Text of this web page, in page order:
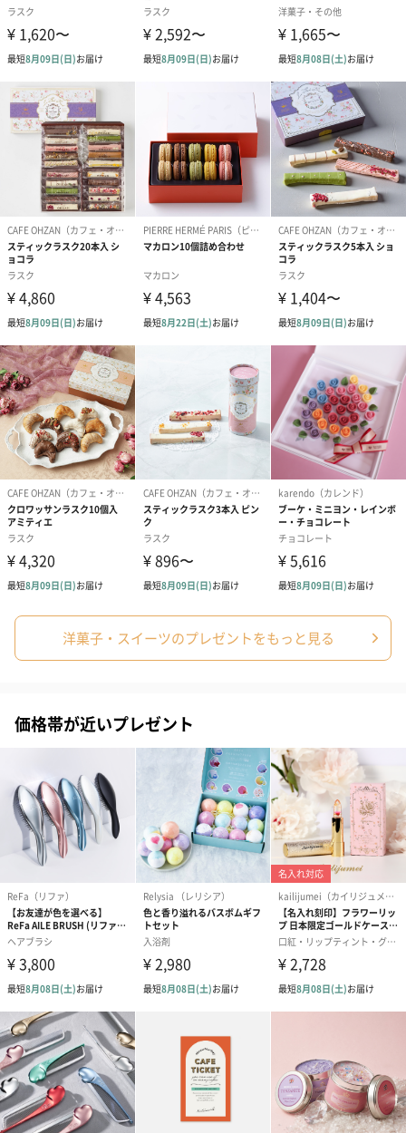
洋菓子・スイーツのプレゼントをもっと見る
価格帯が近いプレゼント